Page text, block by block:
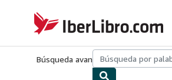
IberLibro.com
Búsqueda avanzadaColecciones